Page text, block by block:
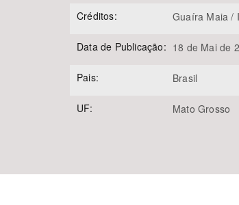
Créditos: Guaíra Maia /
Data de Publicação: 18 de Mai de
Pais: Brasil
UF: Mato Grosso